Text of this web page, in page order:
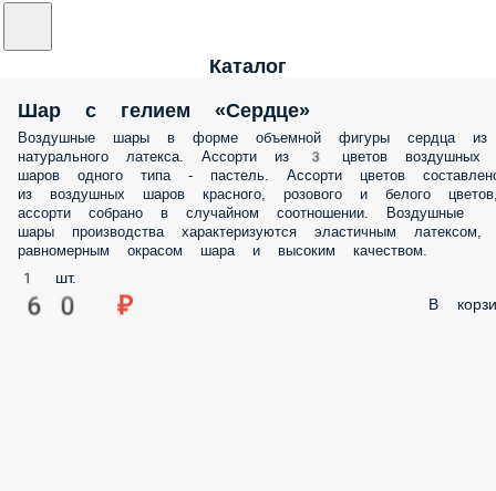
Каталог
Шар с гелием «Сердце»
Воздушные шары в форме объемной фигуры сердца из
натурального латекса. Ассорти из 3 цветов воздушных
шаров одного типа - пастель. Ассорти цветов
из воздушных шаров красного, розового и белого
ассорти собрано в случайном соотношении. Воздушные
шары производства характеризуются эластичным латексом,
равномерным окрасом шара и высоким качеством.
1 шт.
60 ₽ В